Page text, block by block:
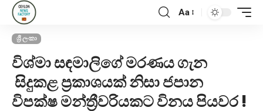
Aa
ශ්‍රී ලංකා
විශ්මා සඳමාලිගේ මරණය ගැන
සිදුකළ ප්‍රකාශයක් නිසා ජපාන
විපක්ෂ මන්ත්‍රීවරියකට විනය පියවර !